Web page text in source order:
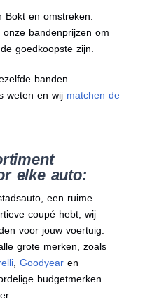
Bokt en omstreken.
bandenprijzen om
goedkoopste zijn.
banden
weten en wij matchen de
elke auto:
een ruime
coupé hebt, wij
voor jouw voertuig.
grote merken, zoals
, Goodyearen
budgetmerken